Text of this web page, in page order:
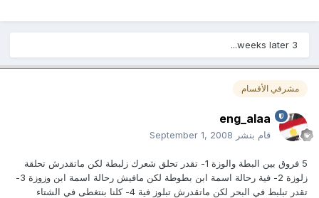
3 weeks later...
مشرفي الأقسام
eng_alaa
قام بنشر September 1, 2008
5 فروق بين البطة والوزة 1- تقدر تحلق شعرك زلبطة لكن ماتقدرش تحلقة
زلوزة 2- فية رحالة اسمة ابن بطوطة لكن مافيش رحالة اسمة ابن وزوزة 3-
تقدر تبلبط في البحر لكن ماتقدرش تبلوز فية 4- كلنا بنتغطى في الشتاء